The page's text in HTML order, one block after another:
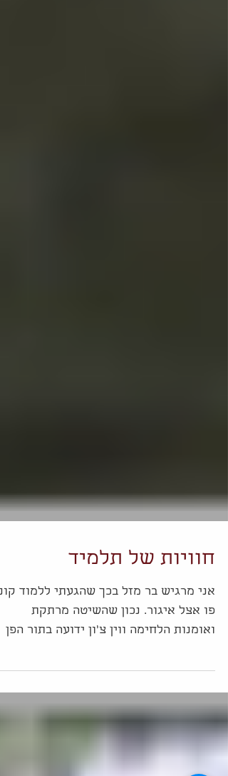
חוויות של תלמיד
פו אצל איגור. נכון שהשיטה מרתקת
ואומנות הלחימה ווין צ'ון ידועה בתור הפן
הישומי של הקונג פו, אבל...